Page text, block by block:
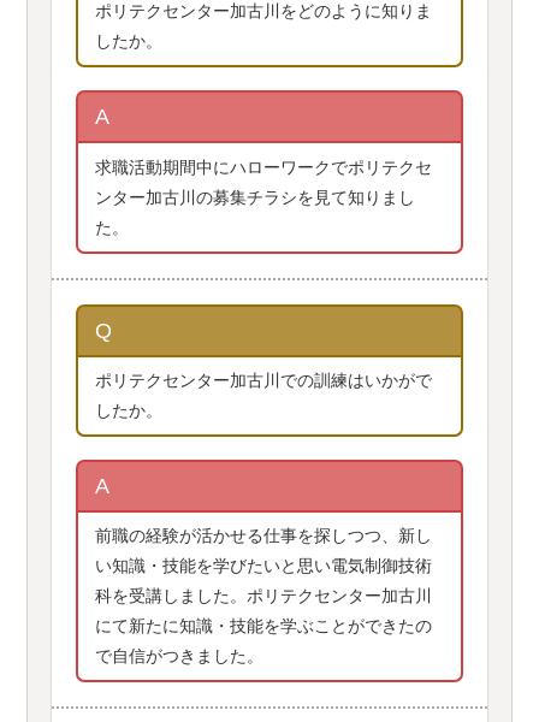
ポリテクセンター加古川をどのように知りま
したか。
A
求職活動期間中にハローワークでポリテクセ
ンター加古川の募集チラシを見て知りまし
た。
Q
ポリテクセンター加古川での訓練はいかがで
したか。
A
前職の経験が活かせる仕事を探しつつ、新し
い知識・技能を学びたいと思い電気制御技術
科を受講しました。ポリテクセンター加古川
にて新たに知識・技能を学ぶことができたの
で自信がつきました。